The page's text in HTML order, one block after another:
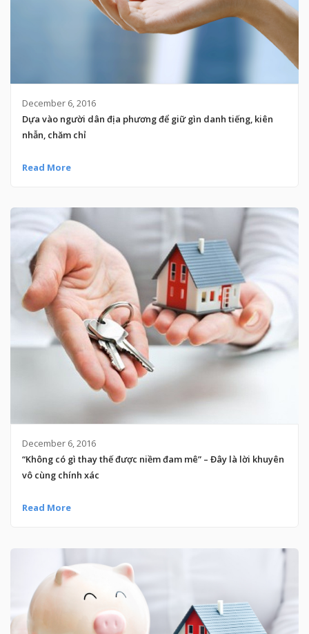
December 6, 2016
Dựa vào người dân địa phương để giữ gìn danh tiếng, kiên
nhẫn, chăm chỉ
Read More
December 6, 2016
“Không có gì thay thế được niềm đam mê” – Đây là lời khuyên
vô cùng chính xác
Read More